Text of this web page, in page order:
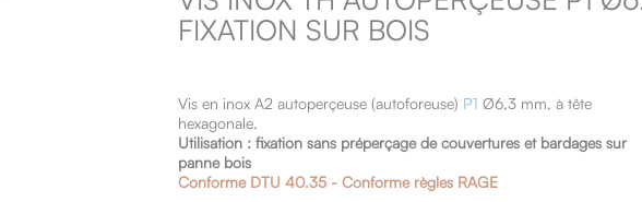
FIXATION SUR BOIS
Vis en inox A2 autoperçeuse (autoforeuse) P1 Ø6,3 mm, à tête
hexagonale.
Utilisation : fixation sans préperçage de couvertures et bardages sur
panne bois
Conforme DTU 40.35 - Conforme règles RAGE